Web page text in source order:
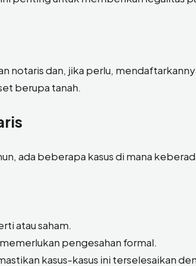
notaris dan, jika perlu,
berupa tanah.
ada beberapa kasus di mana
atau saham.
pengesahan formal.
kasus-kasus ini terselesaikan